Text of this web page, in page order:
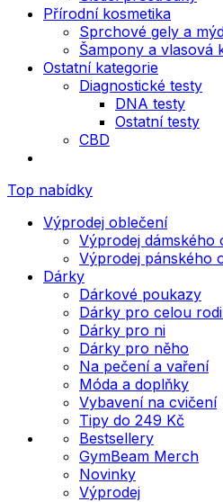
Přírodní kosmetika
Sprchové gely a
Šampony a vlasová
Ostatní kategorie
Diagnostické testy
DNA testy
Ostatní testy
CBD
Top nabídky
Výprodej oblečení
Výprodej dámského
Výprodej pánského
Dárky
Dárkové poukazy
Dárky pro celou
Dárky pro ni
Dárky pro něho
Na pečení a vaření
Móda a doplňky
Vybavení na cvičení
Tipy do 249 Kč
Bestsellery
GymBeam Merch
Novinky
Výprodej